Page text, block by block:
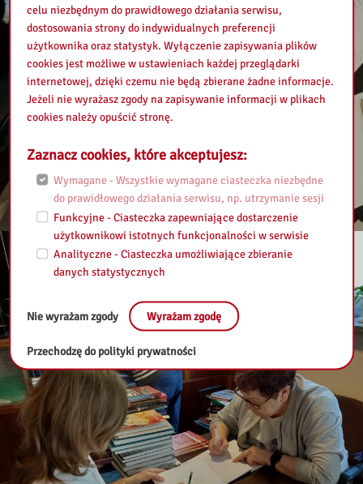
celu niezbędnym do prawidłowego działania serwisu,
dostosowania strony do indywidualnych preferencji
użytkownika oraz statystyk. Wyłączenie zapisywania plików
cookies jest możliwe w ustawieniach każdej przeglądarki
internetowej, dzięki czemu nie będą zbierane żadne informacje.
Jeżeli nie wyrażasz zgody na zapisywanie informacji w plikach
cookies należy opuścić stronę.
Zaznacz cookies, które akceptujesz:
Wymagane - Wszystkie wymagane ciasteczka niezbędne
do prawidłowego działania serwisu, np. utrzymanie sesji
Funkcyjne - Ciasteczka zapewniające dostarczenie
użytkownikowi istotnych funkcjonalności w serwisie
Analityczne - Ciasteczka umożliwiające zbieranie
danych statystycznych
Nie wyrażam zgody Wyrażam zgodę
Przechodzę do polityki prywatności